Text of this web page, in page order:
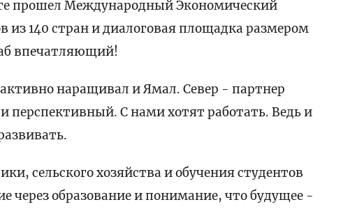
прошел Международный Экономический
из 140 стран и диалоговая площадка размером
впечатляющий!
наращивал и Ямал. Север - партнер
перспективный. С нами хотят работать. Ведь и
сельского хозяйства и обучения студентов
через образование и понимание, что будущее -